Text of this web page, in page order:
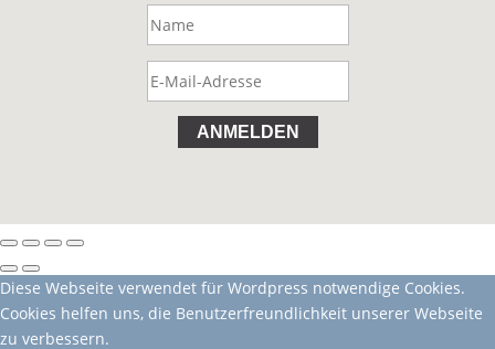
ANMELDEN
Diese Webseite verwendet für Wordpress notwendige Cookies.
Cookies helfen uns, die Benutzerfreundlichkeit unserer Webseite
zu verbessern.